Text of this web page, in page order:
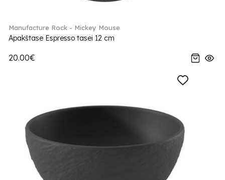
Manufacture Rock - Mickey Mouse
Apakštase Espresso tasei 12 cm
20.00€